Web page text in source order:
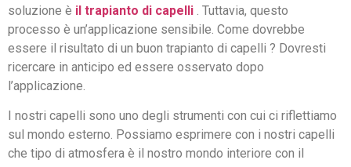
soluzione è il trapianto di capelli . Tuttavia, questo
processo è un’applicazione sensibile. Come dovrebbe
essere il risultato di un buon trapianto di capelli ? Dovresti
ricercare in anticipo ed essere osservato dopo
l’applicazione.
I nostri capelli sono uno degli strumenti con cui ci riflettiamo
sul mondo esterno. Possiamo esprimere con i nostri capelli
che tipo di atmosfera è il nostro mondo interiore con il